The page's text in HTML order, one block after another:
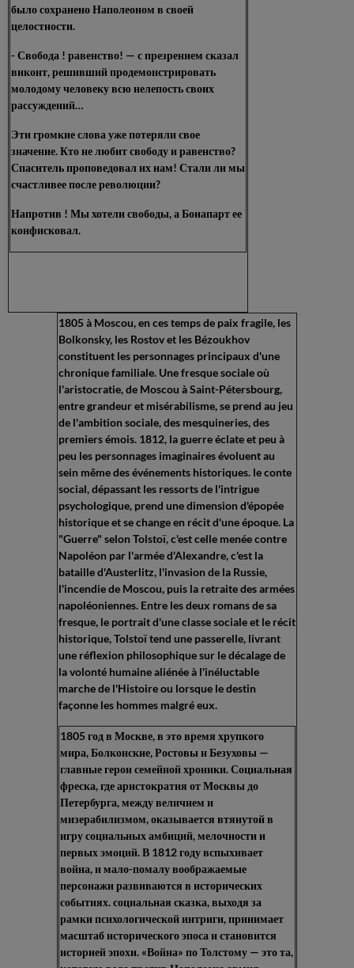
было сохранено Наполеоном в своей
целостности.
- Свобода ! равенство! — с презрением сказал
виконт, решивший продемонстрировать
молодому человеку всю нелепость своих
рассуждений…
Эти громкие слова уже потеряли свое
значение. Кто не любит свободу и равенство?
Спаситель проповедовал их нам! Стали ли мы
счастливее после революции?
Напротив ! Мы хотели свободы, а Бонапарт ее
конфисковал.
1805 à Moscou, en ces temps de paix fragile, les
Bolkonsky, les Rostov et les Bézoukhov
constituent les personnages principaux d'une
chronique familiale. Une fresque sociale où
l'aristocratie, de Moscou à Saint-Pétersbourg,
entre grandeur et misérabilisme, se prend au jeu
de l'ambition sociale, des mesquineries, des
premiers émois. 1812, la guerre éclate et peu à
peu les personnages imaginaires évoluent au
sein même des événements historiques. le conte
social, dépassant les ressorts de l'intrigue
psychologique, prend une dimension d'épopée
historique et se change en récit d'une époque. La
"Guerre" selon Tolstoï, c'est celle menée contre
Napoléon par l'armée d'Alexandre, c'est la
bataille d'Austerlitz, l'invasion de la Russie,
l'incendie de Moscou, puis la retraite des armées
napoléoniennes. Entre les deux romans de sa
fresque, le portrait d'une classe sociale et le récit
historique, Tolstoï tend une passerelle, livrant
une réflexion philosophique sur le décalage de
la volonté humaine aliénée à l'inéluctable
marche de l'Histoire ou lorsque le destin
façonne les hommes malgré eux.
1805 год в Москве, в это время хрупкого
мира, Болконские, Ростовы и Безуховы —
главные герои семейной хроники. Социальная
фреска, где аристократия от Москвы до
Петербурга, между величием и
мизерабилизмом, оказывается втянутой в
игру социальных амбиций, мелочности и
первых эмоций. В 1812 году вспыхивает
война, и мало-помалу воображаемые
персонажи развиваются в исторических
событиях. социальная сказка, выходя за
рамки психологической интриги, принимает
масштаб исторического эпоса и становится
историей эпохи. «Война» по Толстому — это та,